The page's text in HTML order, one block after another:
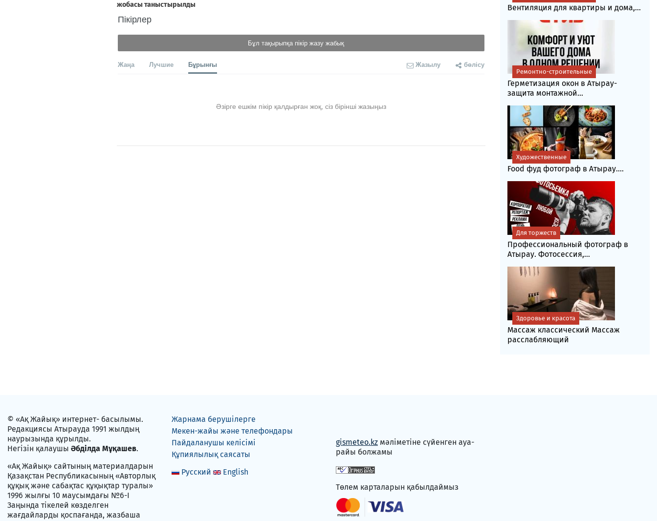
Пікірлер
Бұл тақырыпқа пікір жазу жабық
Жаңа Лучшие Бұрынғы Жазылу бөлісу
Әзірге ешкім пікір қалдырған жоқ, сіз бірінші жазыңыз
Вентиляция для квартиры и дома,...
Герметизация окон в Атырау-
защита монтажной...
Ремонтно-строительные
Food фуд фотограф в Атырау....
Художественные
Профессиональный фотограф в
Атырау. Фотосессия,...
Для торжеств
Массаж классический Массаж
расслабляющий
Здоровье и красота
© «Ақ Жайық» интернет- басылымы.
Редакциясы Атырауда 1991 жылдың
наурызында құрылды.
Негізін қалаушы Әбділда Мұқашев.
«Ақ Жайық» сайтының материалдарын
Қазақстан Республикасының «Авторлық
құқық және сабақтас құқықтар туралы»
1996 жылғы 10 маусымдағы №6-I
Заңында тікелей көзделген
жағдайларды қоспағанда, жазбаша
Жарнама берушілерге
Мекен-жайы және телефондары
Пайдаланушы келісімі
Құпиялылық саясаты
Русский
English
gismeteo.kz мәліметіне сүйенген ауа-
райы болжамы
Төлем карталарын қабылдаймыз